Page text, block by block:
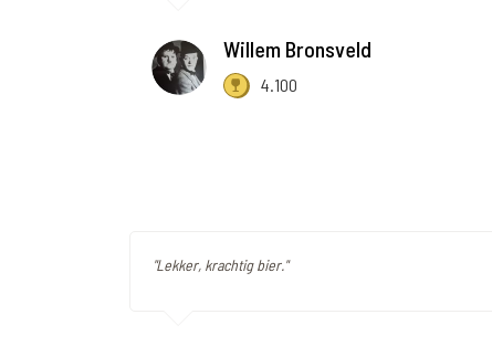
Willem Bronsveld
4.100
"Lekker, krachtig bier."